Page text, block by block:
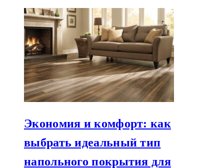
Экономия и комфорт: как
выбрать идеальный тип
напольного покрытия для